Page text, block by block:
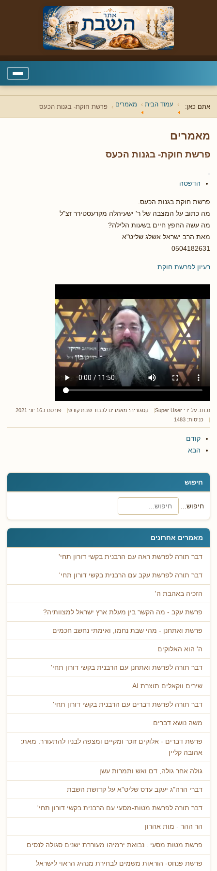
אתם כאן: עמוד הבית מאמרים פרשת חוקת- בגנות הכעס
חיפוש
חיפוש...
מאמרים אחרונים
דבר תורה לפרשת ראה עם הרבנית בקשי דורון תחי'
דבר תורה לפרשת עקב עם הרבנית בקשי דורון תחי'
הזכיה באהבת ה'
פרשת עקב - מה הקשר בין מעלת ארץ ישראל למצוותיה?
פרשת ואתחנן - מהי שבת נחמו, ואימתי נחשב חכמים
ה' הוא האלוקים
דבר תורה לפרשת ואתחנן עם הרבנית בקשי דורון תחי'
שירים ווקאלים תוצרת AI
דבר תורה לפרשת דברים עם הרבנית בקשי דורון תחי'
משה נושא דברים
פרשת דברים - אלוקים זוכר ומקיים ומצפה לבניו להתעורר. מאת:
אהובה קליין
גולה אחר גולה, דם ואש ותמרות עשן
דברי הרה"ג יעקב עדס שליט"א על קדושת השבת
דבר תורה לפרשת מטות-מסעי עם הרבנית בקשי דורון תחי'
הר ההר - מות אהרון
פרשת מטות מסעי : נבואת ירמיהו מעוררת ישנים סגולה לנסים
פרשת פנחס- הוראות משמים לבחירת מנהיג הראוי לישראל
מאמרים
פרשת חוקת- בגנות הכעס
הדפסה
פרשת חוקת בגנות הכעס.
מה כתוב על המצבה של ר' ישעיהלה מקרעסטירר זצ"ל
מה עשה החפץ חיים בשעות הלילה?
מאת הרב ישראל אשלג שליט"א
0504182631
רעיון לפרשת חוקת
נכתב על ידי Super User קטגוריה: מאמרים לכבוד שבת קודש
פורסם ב16 יוני 2021
כניסות: 1483
קודם
הבא